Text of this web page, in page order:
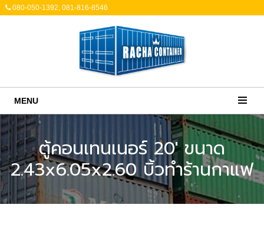
080-050-1392, 081-816-8546
MENU
ตู้คอนเทนเนอร์ 20' ขนาด
2.43x6.05x2.60 บิ้วทำร้านกาแฟ